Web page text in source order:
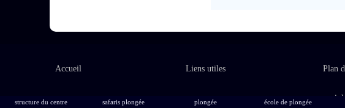
Accueil Liens utiles Plan
structure du centre safaris plongée plongée école de plongée